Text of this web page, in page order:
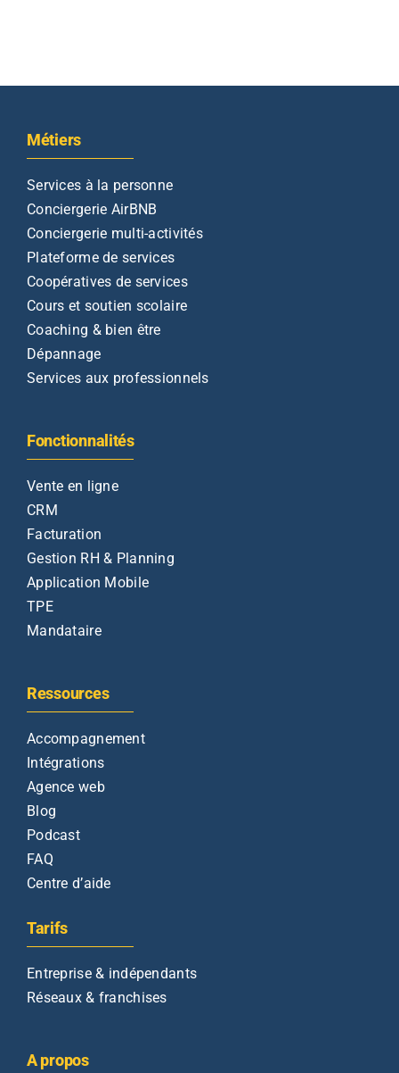
Métiers
Services à la personne
Conciergerie AirBNB
Conciergerie multi-activités
Plateforme de services
Coopératives de services
Cours et soutien scolaire
Coaching & bien être
Dépannage
Services aux professionnels
Fonctionnalités
Vente en ligne
CRM
Facturation
Gestion RH & Planning
Application Mobile
TPE
Mandataire
Ressources
Accompagnement
Intégrations
Agence web
Blog
Podcast
FAQ
Centre d’aide
Tarifs
Entreprise & indépendants
Réseaux & franchises
A propos